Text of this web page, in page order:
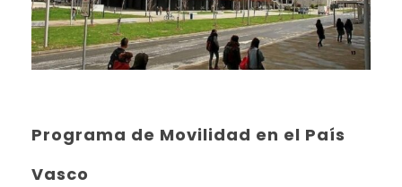
Programa de Movilidad en el País
Vasco